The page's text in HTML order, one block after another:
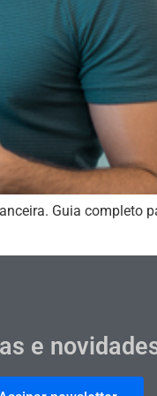
Guia completo
e